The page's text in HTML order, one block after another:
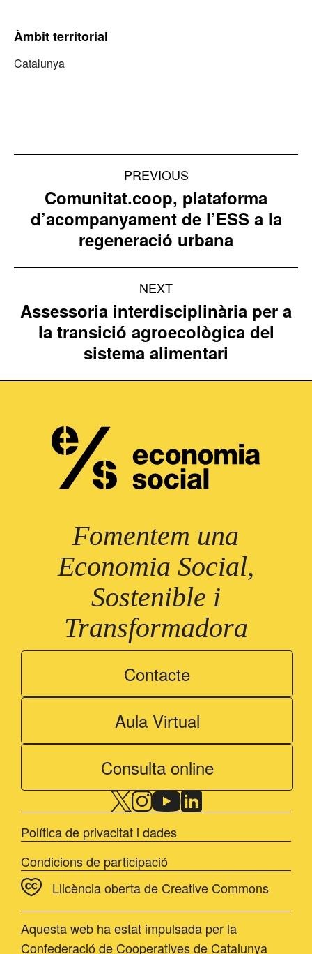
Àmbit territorial
Catalunya
Project
navigation
PREVIOUS
Previous
project:
Comunitat.coop, plataforma
d’acompanyament de l’ESS a la
regeneració urbana
NEXT
Next
project:
Assessoria interdisciplinària per a
la transició agroecològica del
sistema alimentari
Fomentem una
Economia Social,
Sostenible i
Transformadora
Contacte
Aula Virtual
Consulta online
Política de privacitat i dades
Condicions de participació
Llicència oberta de Creative Commons
Aquesta web ha estat impulsada per la
Confederació de Cooperatives de Catalunya